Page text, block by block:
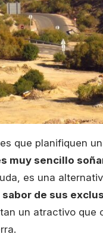
que planifiquen
muy sencillo
es una
de sus
un atractivo